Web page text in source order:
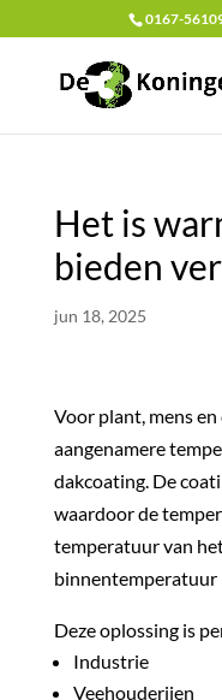
0167-
Het is
bieden
jun 18, 2025
Voor plant, mens
aangenamere
dakcoating. De
waardoor de
temperatuur van
binnentemperatuur
Deze oplossing is
Industrie
Veehouderijen